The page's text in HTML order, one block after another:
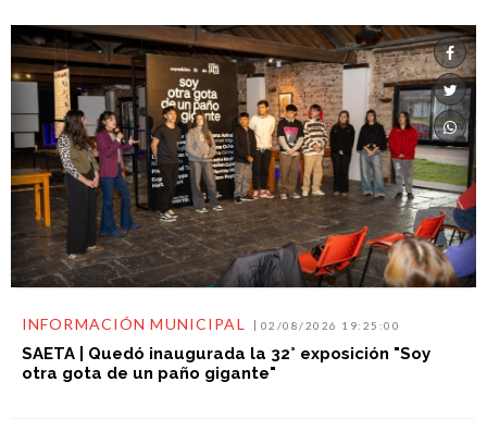
INFORMACIÓN MUNICIPAL 02/08/2026 19:25:00
SAETA | Quedó inaugurada la 32° exposición "Soy
otra gota de un paño gigante"